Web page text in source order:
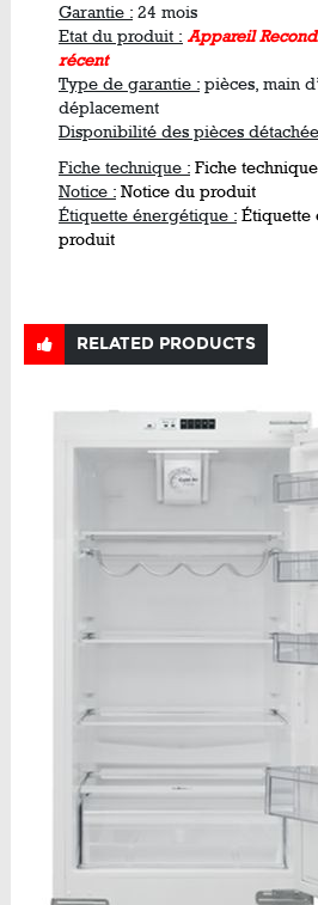
Garantie : 24 mois
Etat du produit : Appareil
récent
Type de garantie : pièces, main
déplacement
Disponibilité des pièces
Fiche technique : Fiche
Notice : Notice du produit
Étiquette énergétique : Étiquette
produit
RELATED PRODUCTS